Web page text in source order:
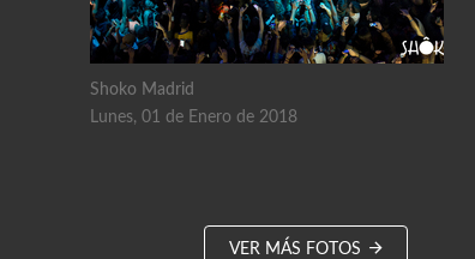
Shoko Madrid
Lunes, 01 de Enero de 2018
VER MÁS FOTOS